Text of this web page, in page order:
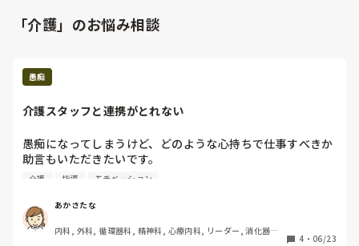
「介護」のお悩み相談
愚痴
介護スタッフと連携がとれない
愚痴になってしまうけど、どのような心持ちで仕事すべきか
助言もいただきたいです。
かなり業務負担がかかっています。
そもそも人手不足が根底にありますが、介護スタッフのレベ
ルが低すぎる。言われたことが次やれない、ひどいときは頼
介護 指導 モチベーション
あかさたな
内科, 外科, 循環器科, 精神科, 心療内科, リーダー, 消化器外
4 ・ 06/23